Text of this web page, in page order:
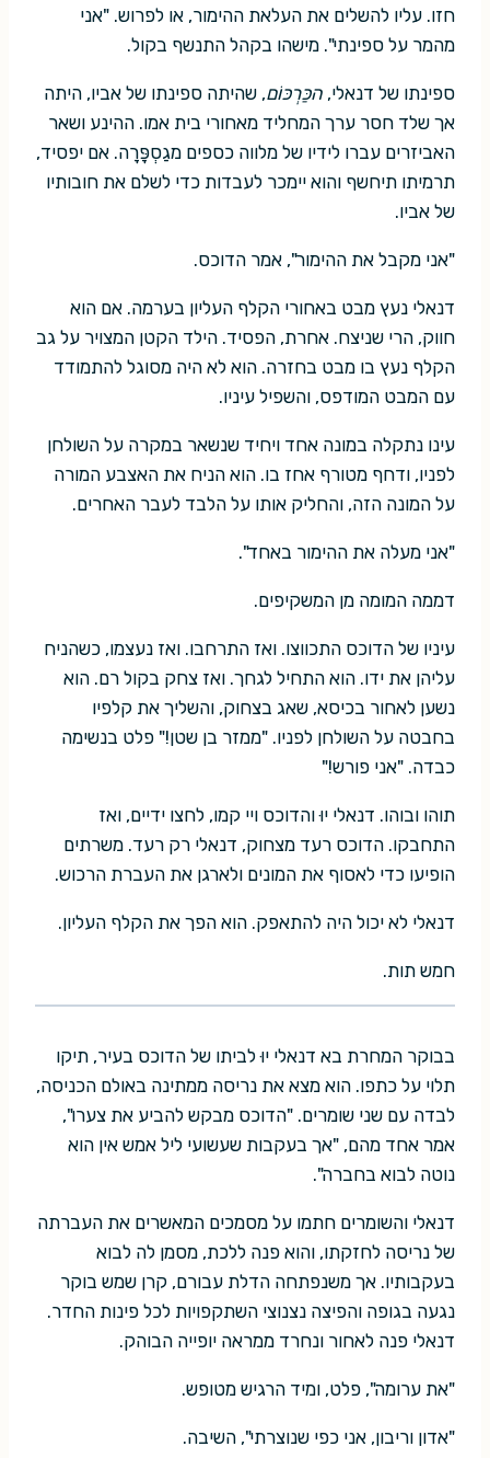
חזו. עליו להשלים את העלאת ההימור, או לפרוש. "אני
מהמר על ספינתי". מישהו בקהל התנשף בקול.
ספינתו של דנאלי, הכַּרְכּוֹם, שהיתה ספינתו של אביו, היתה
אך שלד חסר ערך המחליד מאחורי בית אמו. ההינע ושאר
האביזרים עברו לידיו של מלווה כספים מגַסְפָּרָה. אם יפסיד,
תרמיתו תיחשף והוא יימכר לעבדות כדי לשלם את חובותיו
של אביו.
"אני מקבל את ההימור", אמר הדוכס.
דנאלי נעץ מבט באחורי הקלף העליון בערמה. אם הוא
חווק, הרי שניצח. אחרת, הפסיד. הילד הקטן המצויר על גב
הקלף נעץ בו מבט בחזרה. הוא לא היה מסוגל להתמודד
עם המבט המודפס, והשפיל עיניו.
עינו נתקלה במונה אחד ויחיד שנשאר במקרה על השולחן
לפניו, ודחף מטורף אחז בו. הוא הניח את האצבע המורה
על המונה הזה, והחליק אותו על הלבד לעבר האחרים.
"אני מעלה את ההימור באחד".
דממה המומה מן המשקיפים.
עיניו של הדוכס התכווצו. ואז התרחבו. ואז נעצמו, כשהניח
עליהן את ידו. הוא התחיל לגחך. ואז צחק בקול רם. הוא
נשען לאחור בכיסא, שאג בצחוק, והשליך את קלפיו
בחבטה על השולחן לפניו. "ממזר בן שטן!" פלט בנשימה
כבדה. "אני פורש!"
תוהו ובוהו. דנאלי יוּ והדוכס ויי קמו, לחצו ידיים, ואז
התחבקו. הדוכס רעד מצחוק, דנאלי רק רעד. משרתים
הופיעו כדי לאסוף את המונים ולארגן את העברת הרכוש.
דנאלי לא יכול היה להתאפק. הוא הפך את הקלף העליון.
חמש תות.
בבוקר המחרת בא דנאלי יוּ לביתו של הדוכס בעיר, תיקו
תלוי על כתפו. הוא מצא את נריסה ממתינה באולם הכניסה,
לבדה עם שני שומרים. "הדוכס מבקש להביע את צערו",
אמר אחד מהם, "אך בעקבות שעשועי ליל אמש אין הוא
נוטה לבוא בחברה".
דנאלי והשומרים חתמו על מסמכים המאשרים את העברתה
של נריסה לחזקתו, והוא פנה ללכת, מסמן לה לבוא
בעקבותיו. אך משנפתחה הדלת עבורם, קרן שמש בוקר
נגעה בגופה והפיצה נצנוצי השתקפויות לכל פינות החדר.
דנאלי פנה לאחור ונחרד ממראה יופייה הבוהק.
"את ערומה", פלט, ומיד הרגיש מטופש.
"אדון וריבון, אני כפי שנוצרתי", השיבה.